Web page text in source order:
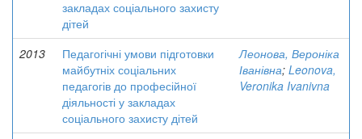
закладах соціального захисту
дітей
2013
Педагогічні умови підготовки
майбутніх соціальних
педагогів до професійної
діяльності у закладах
соціального захисту дітей
Леонова, Вероніка
Іванівна; Leonova,
Veronika Ivanivna